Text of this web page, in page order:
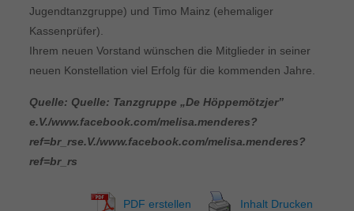
Jugendtanzgruppe) und Timo Mainz (ehemaliger
Kassenprüfer).
Ihrem neuen Vorstand wünschen die Mitglieder in seiner
neuen Konstellation viel Erfolg für die kommenden Jahre.
Quelle: Quelle: Tanzgruppe „De Höppemötzjer”
e.V./www.facebook.com/melisa.menderes?
ref=br_rse.V./www.facebook.com/melisa.menderes?
ref=br_rs
PDF erstellen Inhalt Drucken